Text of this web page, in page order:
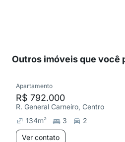
Outros imóveis que você
Apartamento
R$ 792.000
R. General Carneiro, Centro
134m² 3
2
Ver contato